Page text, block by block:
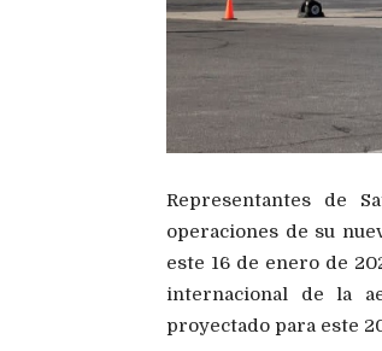
Representantes de
operaciones de su
este 16 de enero de
internacional de la
proyectado para este